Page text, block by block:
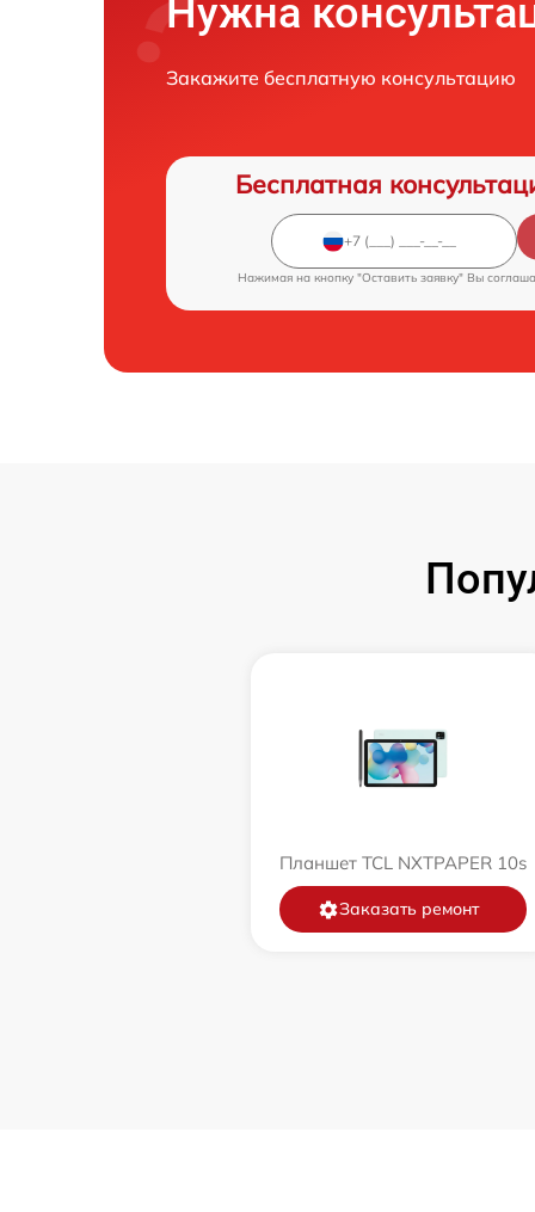
Нужна
Закажите бесплатную консультацию
Бесплатная
Нажимая на кнопку "Оставить заявку" Вы
Планшет TCL NXTPAPER 10s
Заказать ремонт